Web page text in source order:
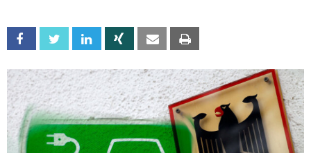
Facebook Twitter Linkedin Xing Email